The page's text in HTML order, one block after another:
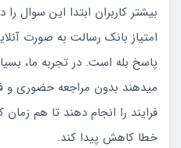
بیشتر کاربران ابتدا این سوال
امتیاز بانک رسالت به صورت
پاسخ بله است. در تجربه ما،
میدهند بدون مراجعه حضوری و
فرایند را انجام دهند تا هم
خطا کاهش پیدا کند.